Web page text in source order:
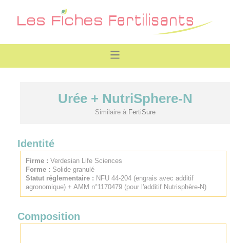
Urée + NutriSphere-N
Similaire à FertiSure
Identité
Firme : Verdesian Life Sciences
Forme : Solide granulé
Statut réglementaire : NFU 44-204 (engrais avec additif
agronomique) + AMM n°1170479 (pour l'additif Nutrisphère-N)
Composition